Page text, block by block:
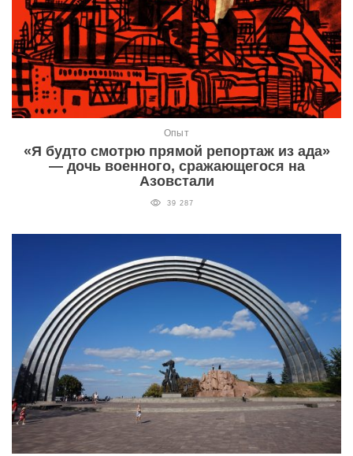
Опыт
«Я будто смотрю прямой репортаж из ада»
— дочь военного, сражающегося на
Азовстали
39 287